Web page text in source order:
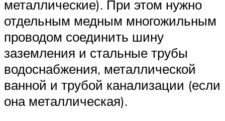
металлические). При этом нужно
отдельным медным многожильным
проводом соединить шину
заземления и стальные трубы
водоснабжения, металлической
ванной и трубой канализации (если
она металлическая).